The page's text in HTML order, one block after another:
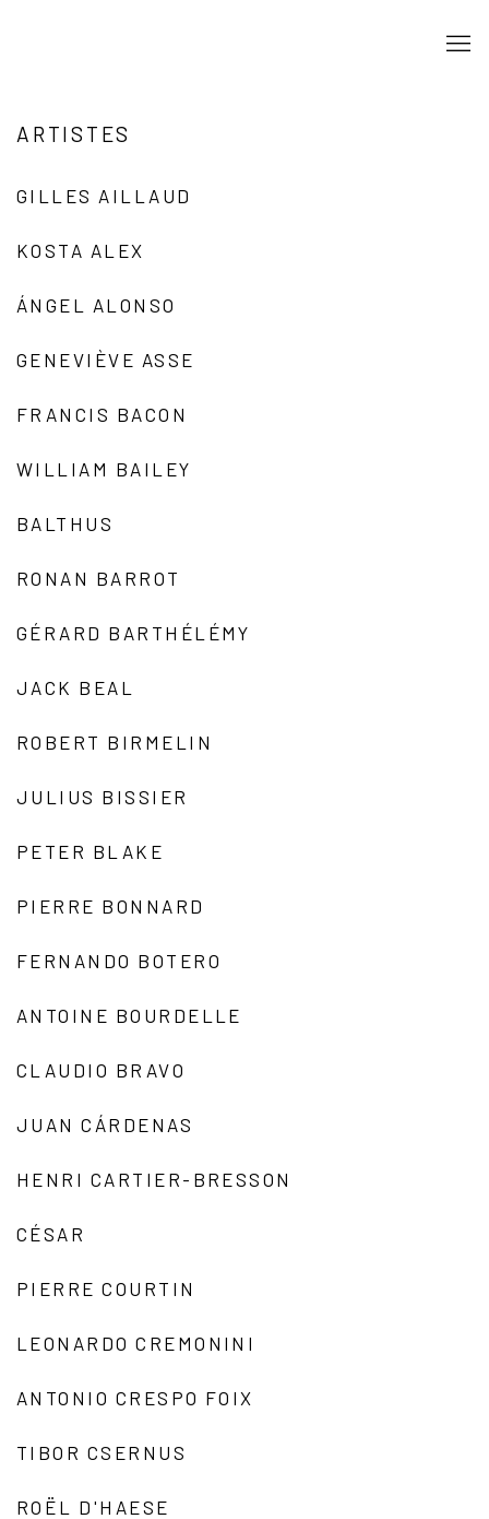
ARTISTES
GILLES AILLAUD
KOSTA ALEX
ÁNGEL ALONSO
GENEVIÈVE ASSE
FRANCIS BACON
WILLIAM BAILEY
BALTHUS
RONAN BARROT
GÉRARD BARTHÉLÉMY
JACK BEAL
ROBERT BIRMELIN
JULIUS BISSIER
PETER BLAKE
PIERRE BONNARD
FERNANDO BOTERO
ANTOINE BOURDELLE
CLAUDIO BRAVO
JUAN CÁRDENAS
HENRI CARTIER-BRESSON
CÉSAR
PIERRE COURTIN
LEONARDO CREMONINI
ANTONIO CRESPO FOIX
TIBOR CSERNUS
ROËL D'HAESE